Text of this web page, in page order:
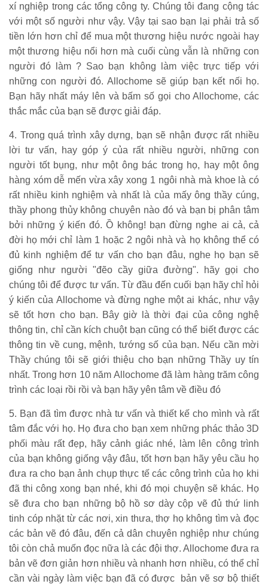
xí nghiệp trong các tổng công ty. Chúng tôi đang cộng tác
với một số người như vậy. Vậy tại sao bạn lại phải trả số
tiền lớn hơn chỉ để mua một thương hiệu nước ngoài hay
một thương hiệu nổi hơn mà cuối cùng vẫn là những con
người đó làm ? Sao bạn không làm việc trực tiếp với
những con người đó. Allochome sẽ giúp bạn kết nối họ.
Bạn hãy nhất máy lên và bấm số gọi cho Allochome, các
thắc mắc của bạn sẽ được giải đáp.
4. Trong quá trình xây dựng, bạn sẽ nhận được rất nhiều
lời tư vấn, hay góp ý của rất nhiều người, những con
người tốt bụng, như một ông bác trong họ, hay một ông
hàng xóm dễ mến vừa xây xong 1 ngôi nhà mà khoe là có
rất nhiều kinh nghiệm và nhất là của mấy ông thầy cúng,
thầy phong thủy không chuyên nào đó và bạn bị phân tâm
bởi những ý kiến đó. Ồ không! bạn đừng nghe ai cả, cả
đời họ mới chỉ làm 1 hoặc 2 ngôi nhà và họ không thể có
đủ kinh nghiệm để tư vấn cho bạn đâu, nghe họ bạn sẽ
giống như người "đẽo cầy giữa đường". hãy gọi cho
chúng tôi để được tư vấn. Từ đầu đến cuối bạn hãy chỉ hỏi
ý kiến của Allochome và đừng nghe một ai khác, như vậy
sẽ tốt hơn cho bạn. Bây giờ là thời đại của công nghệ
thông tin, chỉ cần kích chuột bạn cũng có thể biết được các
thông tin về cung, mệnh, tướng số của bạn. Nếu cần mời
Thầy chúng tôi sẽ giới thiệu cho bạn những Thầy uy tín
nhất. Trong hơn 10 năm Allochome đã làm hàng trăm công
trình các loại rồi rồi và bạn hãy yên tâm về điều đó
5. Bạn đã tìm được nhà tư vấn và thiết kế cho mình và rất
tâm đắc với họ. Họ đưa cho bạn xem những phác thảo 3D
phối màu rất đẹp, hãy cảnh giác nhé, làm lên công trình
của bạn không giống vậy đâu, tốt hơn bạn hãy yêu cầu họ
đưa ra cho bạn ảnh chụp thực tế các công trình của họ khi
đã thi công xong bạn nhé, khi đó mọi chuyện sẽ khác. Họ
sẽ đưa cho bạn những bộ hồ sơ dày cộp vẽ đủ thứ linh
tinh cóp nhặt từ các nơi, xin thưa, thợ họ không tìm và đọc
các bản vẽ đó đâu, đến cả dân chuyên nghiệp như chúng
tôi còn chả muốn đọc nữa là các đội thợ. Allochome đưa ra
bản vẽ đơn giản hơn nhiều và nhanh hơn nhiều, có thể chỉ
cần vài ngày làm việc bạn đã có được bản vẽ sơ bộ thiết